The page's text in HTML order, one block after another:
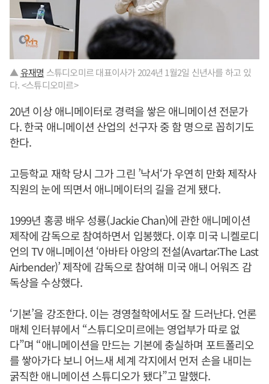
▲유재명 스튜디오미르 대표이사가 2024년 1월2일 신년사를 하고 있
다. <스튜디오미르>
20년 이상 애니메이터로 경력을 쌓은 애니메이션 전문가
다. 한국 애니메이션 산업의 선구자 중 함 명으로 꼽히기도
한다.
고등학교 재학 당시 그가 그린 ’낙서‘가 우연히 만화 제작사
직원의 눈에 띄면서 애니메이터의 길을 걷게 됐다.
1999년 홍콩 배우 성룡(Jackie Chan)에 관한 애니메이션
제작에 감독으로 참여하면서 입봉했다. 이후 미국 니켈로디
언의 TV 애니메이션 ‘아바타 아앙의 전설(Avartar:The Last
Airbender)’ 제작에 감독으로 참여해 미국 애니 어워즈 감
독상을 수상했다.
‘기본’을 강조한다. 이는 경영철학에서도 잘 드러난다. 언론
매체 인터뷰에서 “스튜디오미르에는 영업부가 따로 없
다”며 “애니메이션을 만드는 기본에 충실하며 포트폴리오
를 쌓아가다 보니 어느새 세계 각지에서 먼저 손을 내미는
굵직한 애니메이션 스튜디오가 됐다”고 말했다.